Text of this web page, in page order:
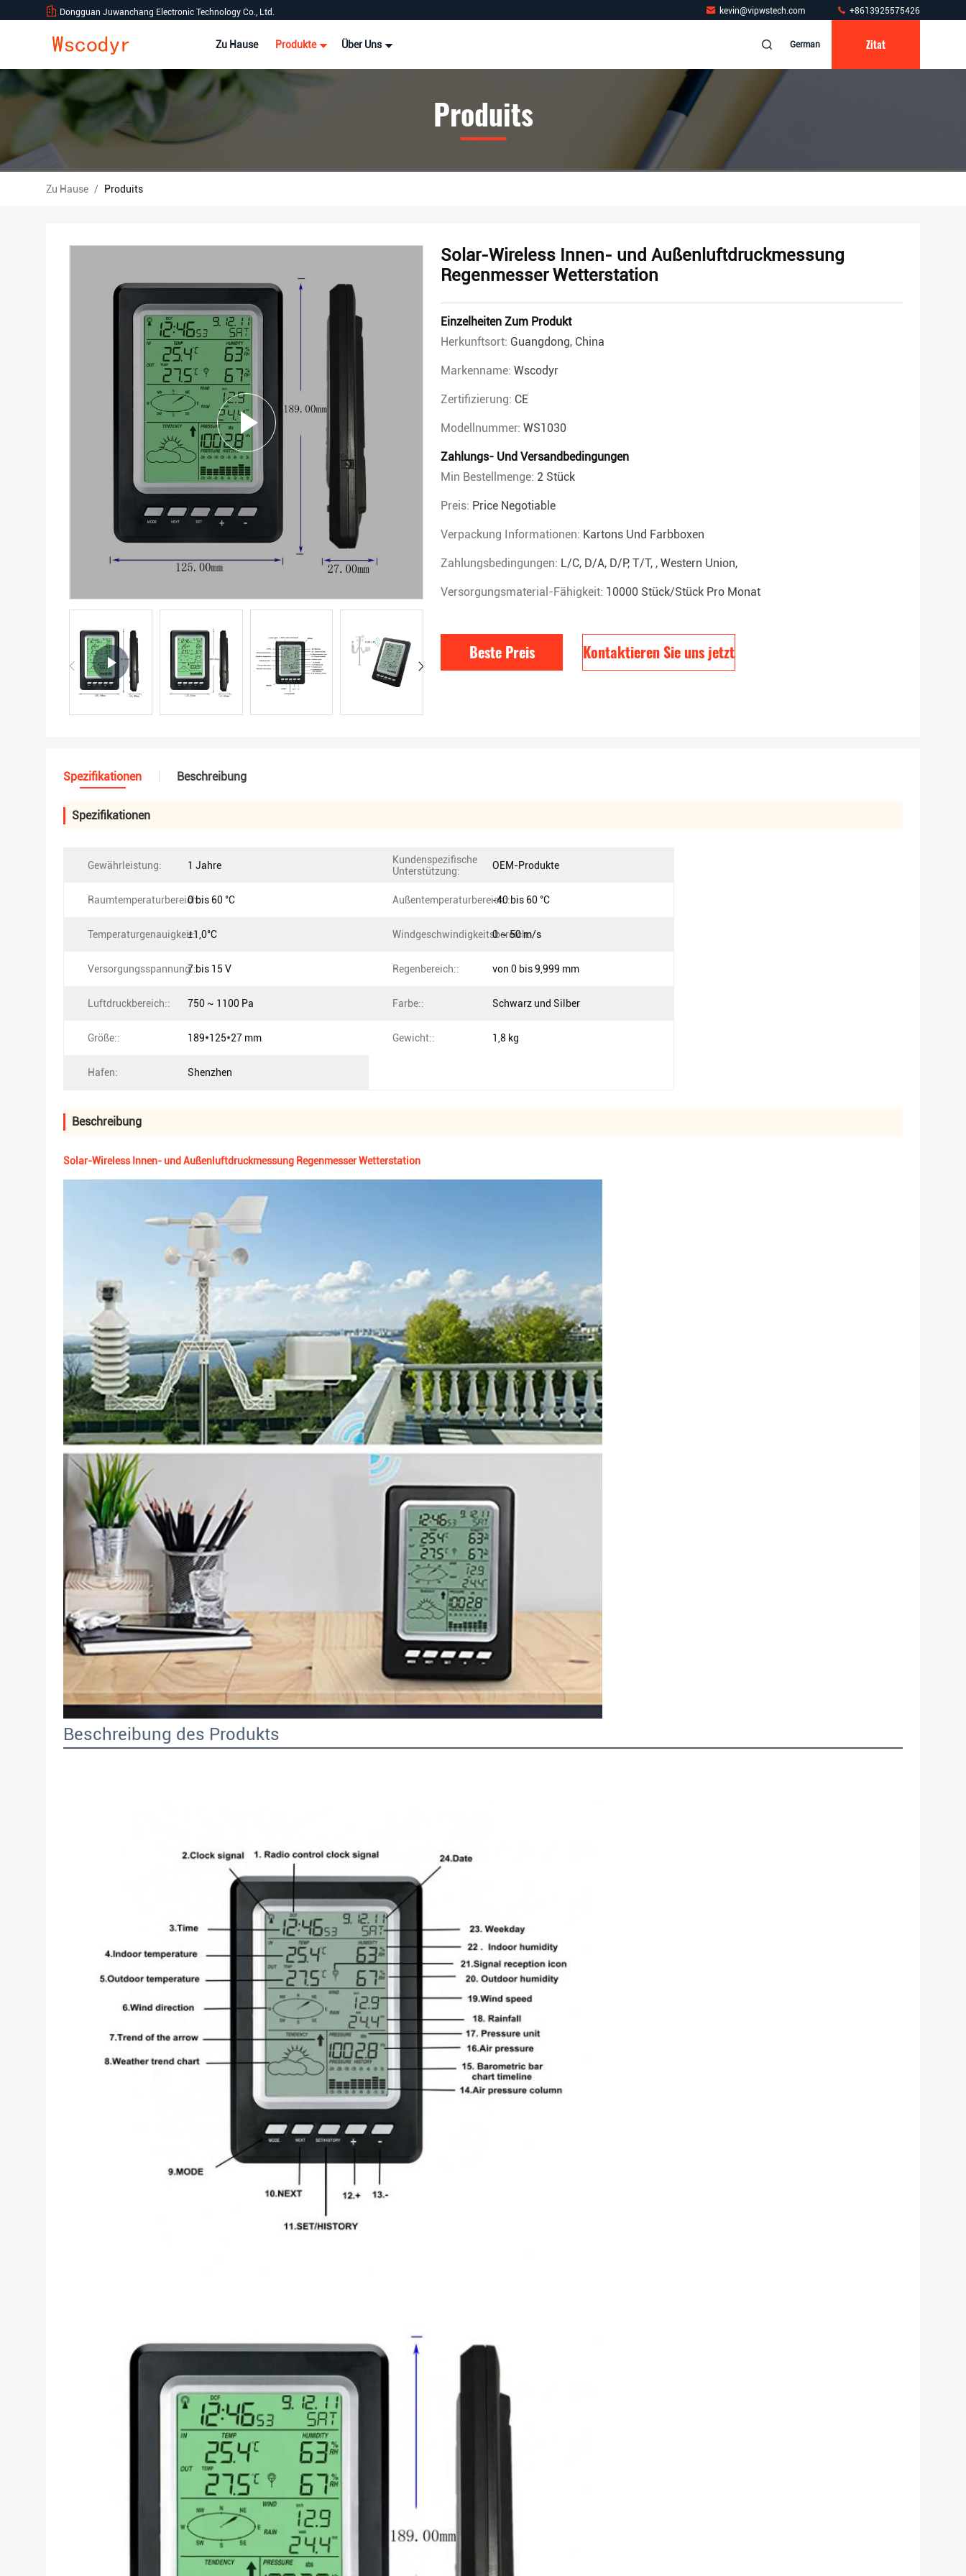
Dongguan Juwanchang Electronic Technology Co., Ltd. kevin@vipwstech.com +8613925575426
Zu Hause Produkte Über Uns German Zitat
Produits
Zu Hause / Produits
Solar-Wireless Innen- und Außenluftdruckmessung
Regenmesser Wetterstation
Einzelheiten Zum Produkt
Herkunftsort: Guangdong, China
Markenname: Wscodyr
Zertifizierung: CE
Modellnummer: WS1030
Zahlungs- Und Versandbedingungen
Min Bestellmenge: 2 Stück
Preis: Price Negotiable
Verpackung Informationen: Kartons Und Farbboxen
Zahlungsbedingungen: L/C, D/A, D/P, T/T, , Western Union,
Versorgungsmaterial-Fähigkeit: 10000 Stück/Stück Pro Monat
Beste Preis Kontaktieren Sie uns jetzt
Spezifikationen Beschreibung
Spezifikationen
Gewährleistung: 1 Jahre
Kundenspezifische
Unterstützung:
OEM-Produkte
Raumtemperaturbereich::0 bis 60 °C Außentemperaturbereich::-40 bis 60 °C
Temperaturgenauigkeit::±1,0°C Windgeschwindigkeitsbereich:
0 ~ 50 m/s
Versorgungsspannung::7 bis 15 V Regenbereich:: von 0 bis 9,999 mm
Luftdruckbereich:: 750 ~ 1100 Pa Farbe:: Schwarz und Silber
Größe:: 189*125*27 mm Gewicht:: 1,8 kg
Hafen: Shenzhen
Beschreibung
Solar-Wireless Innen- und Außenluftdruckmessung Regenmesser Wetterstation
Beschreibung des Produkts